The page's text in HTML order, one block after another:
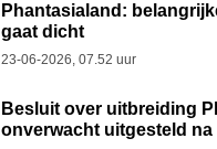
Phantasialand:
gaat dicht
23-06-2026, 07.52 uur
Besluit over uitbreiding
onverwacht uitgesteld na